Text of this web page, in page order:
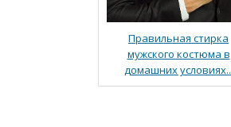
Правильная стирка
мужского костюма в
домашних